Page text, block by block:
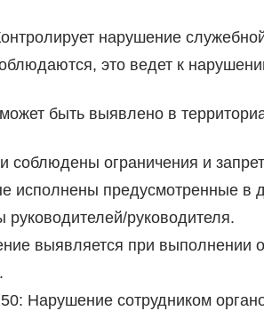
нарушение
это ведет к
быть выявлено в
соблюдены ограничения и
исполнены предусмотренные в
руководителей/руководителя.
выявляется при выполнении
Нарушение сотрудником